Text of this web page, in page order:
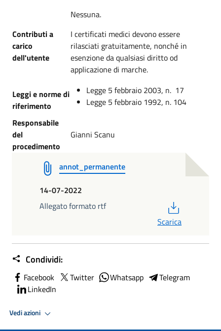
Contributi a
carico
dell'utente
Nessuna.
I certificati medici devono essere
rilasciati gratuitamente, nonché in
esenzione da qualsiasi diritto od
applicazione di marche.
Leggi e norme di
riferimento
Legge 5 febbraio 2003, n. 17
Legge 5 febbraio 1992, n. 104
Responsabile
del
procedimento
Gianni Scanu
annot_permanente
14-07-2022
Allegato formato rtf
Scarica
Condividi:
Facebook Twitter Whatsapp
Telegram
LinkedIn
Vedi azioni